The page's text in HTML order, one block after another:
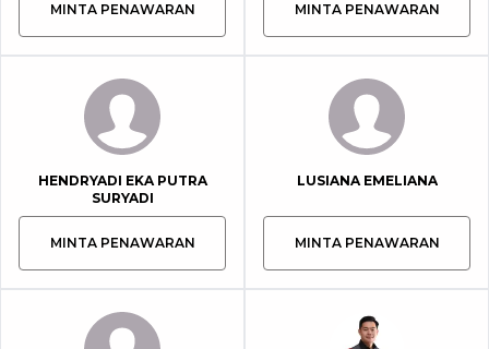
MINTA PENAWARAN MINTA PENAWARAN
HENDRYADI EKA PUTRA
SURYADI
MINTA PENAWARAN
LUSIANA EMELIANA
MINTA PENAWARAN